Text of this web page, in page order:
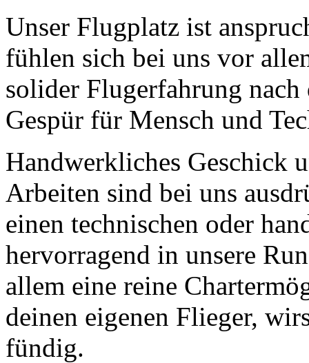
Unser Flugplatz ist
fühlen sich bei uns vor
solider Flugerfahrung
Gespür für Mensch und
Handwerkliches Geschick
Arbeiten sind bei uns
einen technischen oder
hervorragend in unsere
allem eine reine
deinen eigenen Flieger,
fündig.